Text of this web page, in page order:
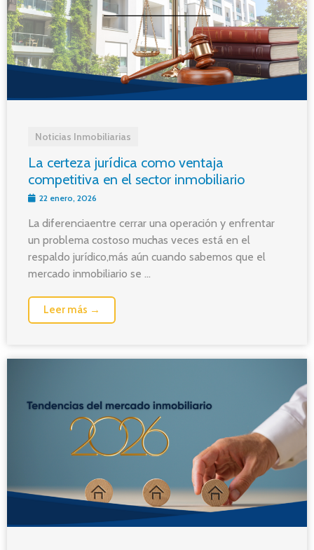
Noticias Inmobiliarias
La certeza jurídica como ventaja
competitiva en el sector inmobiliario
22 enero, 2026
La diferenciaentre cerrar una operación y enfrentar
un problema costoso muchas veces está en el
respaldo jurídico,más aún cuando sabemos que el
mercado inmobiliario se ...
Leer más →